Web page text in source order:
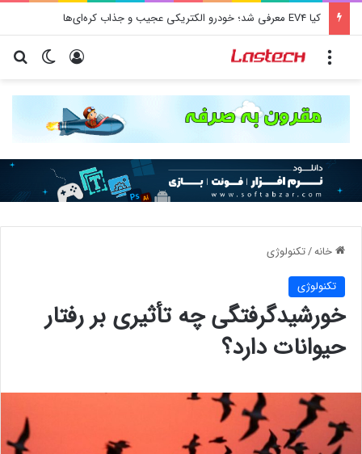
کیا EV4 معرفی شد؛ خودرو الکتریکی عجیب و جذاب کره‌ای‌ها
تغییر ورود
خانه/تکنولوژی
تکنولوژی
خورشیدگرفتگی چه تأثیری بر رفتار
حیوانات دارد؟